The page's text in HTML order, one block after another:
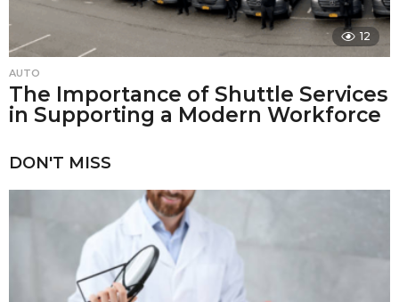
12
AUTO
The Importance of Shuttle Services
in Supporting a Modern Workforce
DON'T MISS